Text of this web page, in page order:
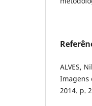
ALVES,
Imagens
2014. p.